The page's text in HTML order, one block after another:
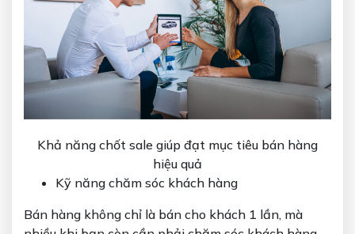
Khả năng chốt sale giúp đạt mục tiêu bán hàng
hiệu quả
Kỹ năng chăm sóc khách hàng
Bán hàng không chỉ là bán cho khách 1 lần, mà